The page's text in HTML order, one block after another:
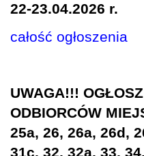
22-23.04.2026 r.
całość ogłoszenia
UWAGA!!!
ODBIORCÓW
25a, 26, 26a, 26d,
31c, 32, 32a, 33,